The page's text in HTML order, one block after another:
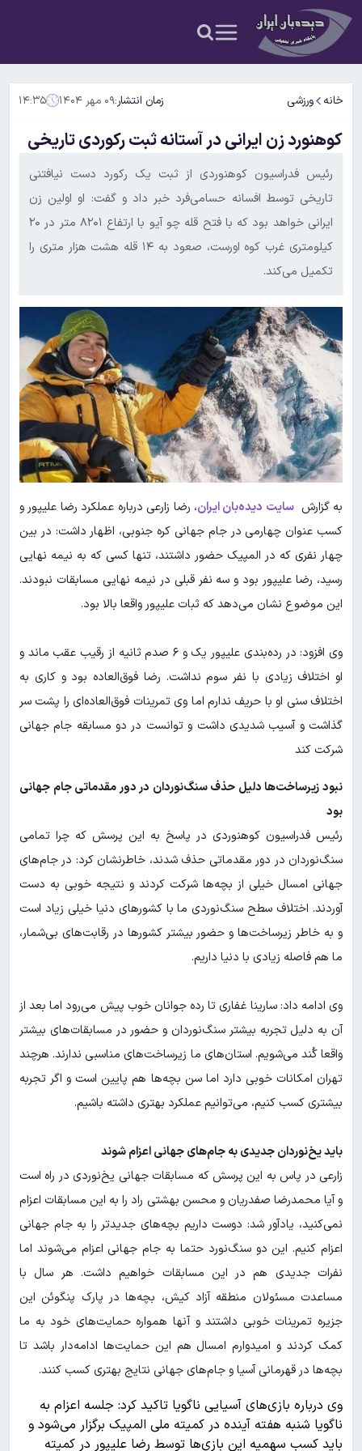
خانه ورزشی زمان انتشار:۰۹ مهر ۱۴۰۴ ۱۴:۳۵
کوهنورد زن ایرانی در آستانه ثبت رکوردی تاریخی
رئیس فدراسیون کوهنوردی از ثبت یک رکورد دست نیافتنی
تاریخی توسط افسانه حسامی‌فرد خبر داد و گفت: او اولین زن
ایرانی خواهد بود که با فتح قله چو آیو با ارتفاع ۸۲۰۱ متر در ۲۰
کیلومتری غرب کوه اورست، صعود به ۱۴ قله هشت هزار متری را
تکمیل می‌کند.
به گزارشسایت دیده‌بان ایران، رضا زارعی درباره عملکرد رضا علیپور و
کسب عنوان چهارمی در جام جهانی کره جنوبی، اظهار داشت: در بین
چهار نفری که در المپیک حضور داشتند، تنها کسی که به نیمه نهایی
رسید، رضا علیپور بود و سه نفر قبلی در نیمه نهایی مسابقات نبودند.
این موضوع نشان می‌دهد که ثبات علیپور واقعا بالا بود.
وی افزود: در رده‌بندی علیپور یک و ۶ صدم ثانیه از رقیب عقب ماند و
او اختلاف زیادی با نفر سوم نداشت. رضا فوق‌العاده بود و کاری به
اختلاف سنی او با حریف ندارم اما وی تمرینات فوق‌العاده‌ای را پشت سر
گذاشت و آسیب شدیدی داشت و توانست در دو مسابقه جام جهانی
شرکت کند
نبود زیرساخت‌ها دلیل حذف سنگ‌نوردان در دور مقدماتی جام جهانی
بود
رئیس فدراسیون کوهنوردی در پاسخ به این پرسش که چرا تمامی
سنگ‌نوردان در دور مقدماتی حذف شدند، خاطرنشان کرد: در جام‌های
جهانی امسال خیلی از بچه‌ها شرکت کردند و نتیجه خوبی به دست
آوردند. اختلاف سطح سنگ‌نوردی ما با کشورهای دنیا خیلی زیاد است
و به خاطر زیرساخت‌ها و حضور بیشتر کشورها در رقابت‌های بی‌شمار،
ما هم فاصله زیادی با دنیا داریم.
وی ادامه داد: سارینا غفاری تا رده جوانان خوب پیش می‌رود اما بعد از
آن به دلیل تجربه بیشتر سنگ‌نوردان و حضور در مسابقات‌های بیشتر
واقعا کُند می‌شویم. استان‌های ما زیرساخت‌های مناسبی ندارند. هرچند
تهران امکانات خوبی دارد اما سن بچه‌ها هم پایین است و اگر تجربه
بیشتری کسب کنیم، می‌توانیم عملکرد بهتری داشته باشیم.
باید یخ‌نوردان جدیدی به جام‌های جهانی اعزام شوند
زارعی در پاس به این پرسش که مسابقات جهانی یخ‌نوردی در راه است
و آیا محمدرضا صفدریان و محسن بهشتی راد را به این مسابقات اعزام
نمی‌کنید، یادآور شد: دوست داریم بچه‌های جدیدتر را به جام جهانی
اعزام کنیم. این دو سنگ‌نورد حتما به جام جهانی اعزام می‌شوند اما
نفرات جدیدی هم در این مسابقات خواهیم داشت. هر سال با
مساعدت مسئولان منطقه آزاد کیش، بچه‌ها در پارک پنگوئن این
جزیره تمرینات خوبی داشتند و آنها همواره حمایت‌های خود به ما
کمک کردند و امیدوارم امسال هم این حمایت‌ها ادامه‌دار باشد تا
بچه‌ها در قهرمانی آسیا و جام‌های جهانی نتایج بهتری کسب کنند.
وی درباره بازی‌های آسیایی ناگویا تاکید کرد: جلسه اعزام به
ناگویا شنبه هفته آینده در کمیته ملی المپیک برگزار می‌شود و
باید کسب سهمیه این بازی‌ها توسط رضا علیپور در کمیته